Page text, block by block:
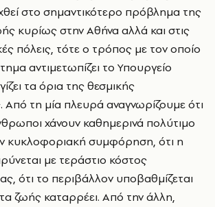
στο σημαντικότερο πρόβλημα της
κυρίως στην Αθήνα αλλά και στις
πόλεις, τότε ο τρόπος με τον οποίο
αντιμετωπίζει το Υπουργείο
τα όρια της θεσμικής
Από τη μία πλευρά αναγνωρίζουμε ότι
χάνουν καθημερινά πολύτιμο
κυκλοφοριακή συμφόρηση, ότι η
με τεράστιο κόστος
ότι το περιβάλλον υποβαθμίζεται
ζωής καταρρέει. Από την άλλη,